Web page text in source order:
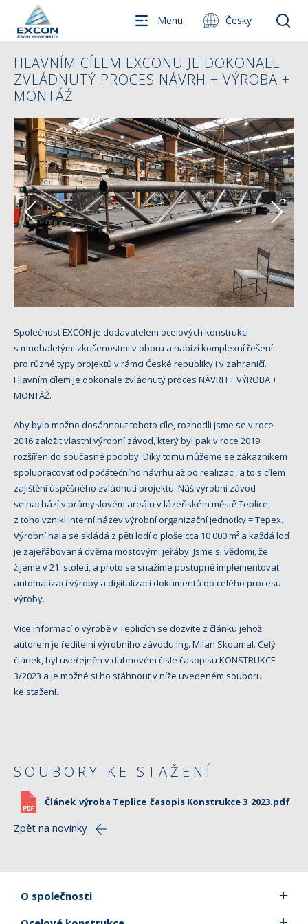
Menu Česky
HLAVNÍM CÍLEM EXCONU JE DOKONALE
ZVLÁDNUTÝ PROCES NÁVRH + VÝROBA +
MONTÁŽ
Společnost EXCON je dodavatelem ocelových konstrukcí
s mnohaletými zkušenostmi v oboru a nabízí komplexní řešení
pro různé typy projektů v rámci České republiky i v zahraničí.
Hlavním cílem je dokonale zvládnutý proces NÁVRH + VÝROBA +
MONTÁŽ.
Aby bylo možno dosáhnout tohoto cíle, rozhodli jsme se v roce
2016 založit vlastní výrobní závod, který byl pak v roce 2019
rozšířen do současné podoby. Díky tomu můžeme se zákazníkem
spolupracovat od počátečního návrhu až po realizaci, a to s cílem
zajištění úspěšného zvládnutí projektu. Náš výrobní závod
se nachází v průmyslovém areálu v lázeňském městě Teplice,
z toho vznikl interní název výrobní organizační jednotky = Tepex.
Výrobní hala se skládá z pěti lodí o ploše cca 10 000 m² a každá loď
je zajeřábovaná dvěma mostovými jeřáby. Jsme si vědomi, že
žijeme v 21. století, a proto se snažíme postupně implementovat
automatizaci výroby a digitalizaci dokumentů do celého procesu
výroby.
Více informací o výrobě v Teplicích se dozvíte z článku jehož
autorem je ředitelní výrobního závodu Ing. Milan Skoumal. Celý
článek, byl uveřejněn v dubnovém čísle časopisu KONSTRUKCE
3/2023 a je možné si ho stáhnout v níže uvedeném souboru
ke stažení.
SOUBORY KE STAŽENÍ
Článek_výroba Teplice_časopis Konstrukce 3_2023.pdf
Zpět na novinky
O společnosti